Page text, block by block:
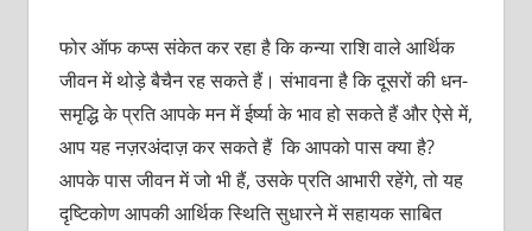
फोर ऑफ कप्स संकेत कर रहा है कि कन्या राशि वाले आर्थिक
जीवन में थोड़े बैचैन रह सकते हैं। संभावना है कि दूसरों की धन-
समृद्धि के प्रति आपके मन में ईर्ष्या के भाव हो सकते हैं और ऐसे में,
आप यह नज़रअंदाज़ कर सकते हैं कि आपको पास क्या है?
आपके पास जीवन में जो भी हैं, उसके प्रति आभारी रहेंगे, तो यह
दृष्टिकोण आपकी आर्थिक स्थिति सुधारने में सहायक साबित